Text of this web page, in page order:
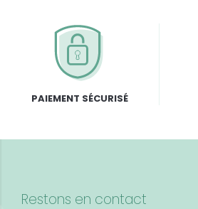
PAIEMENT SÉCURISÉ
Restons en contact